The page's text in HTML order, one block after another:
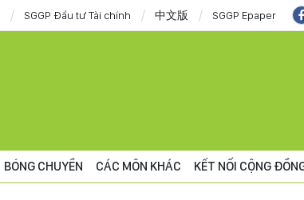
SGGP Đầu tư Tài chính 中文版 SGGP Epaper
BÓNG CHUYỀN CÁC MÔN KHÁC KẾT NỐI CỘNG